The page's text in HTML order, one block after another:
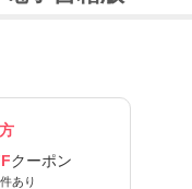
クーポン
あり